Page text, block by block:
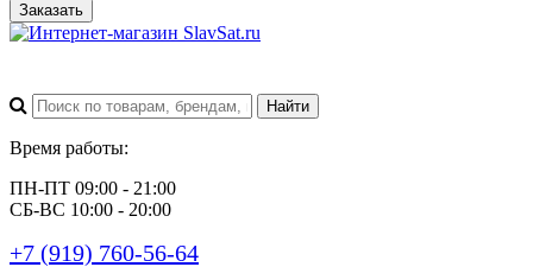
Заказать
Время работы:
ПН-ПТ 09:00 - 21:00
СБ-ВС 10:00 - 20:00
+7 (919) 760-56-64